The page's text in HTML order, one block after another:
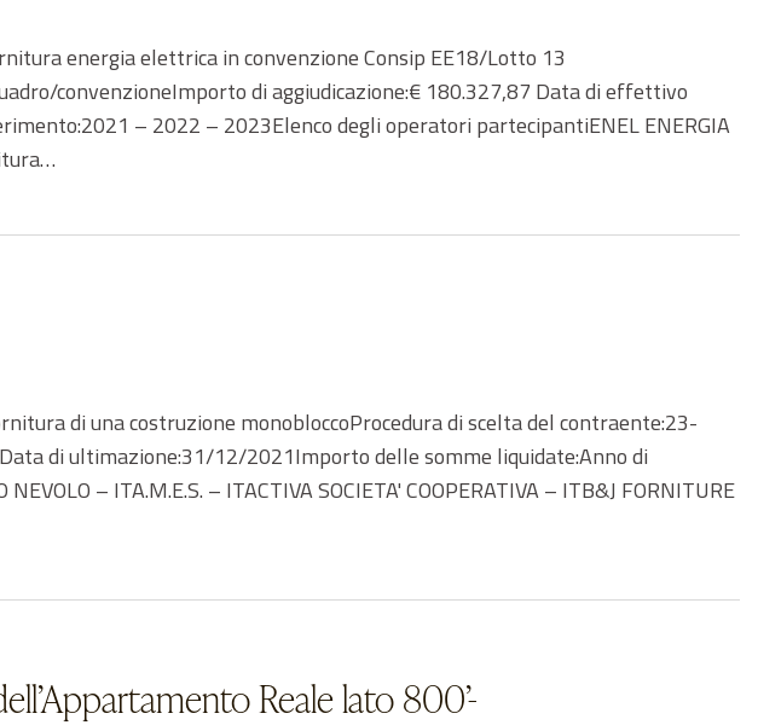
energia elettrica in convenzione Consip EE18/Lotto 13
convenzioneImporto di aggiudicazione:€ 180.327,87 Data di effettivo
– 2022 – 2023Elenco degli operatori partecipantiENEL ENERGIA
di una costruzione monobloccoProcedura di scelta del contraente:23-
di ultimazione:31/12/2021Importo delle somme liquidate:Anno di
– ITA.M.E.S. – ITACTIVA SOCIETA' COOPERATIVA – ITB&J FORNITURE
Reale lato 800’-